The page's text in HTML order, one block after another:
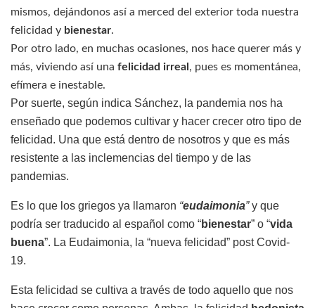
mismos, dejándonos así a merced del exterior toda nuestra
felicidad y bienestar.
Por otro lado, en muchas ocasiones, nos hace querer más y
más, viviendo así una felicidad irreal , pues es momentánea,
efímera e inestable.
Por suerte, según indica Sánchez, la pandemia nos ha
enseñado que podemos cultivar y hacer crecer otro tipo de
felicidad. Una que está dentro de nosotros y que es más
resistente a las inclemencias del tiempo y de las
pandemias.
Es lo que los griegos ya llamaron “eudaimonia”y que
podría ser traducido al español como “bienestar” o “vida
buena”. La Eudaimonia, la “nueva felicidad” post Covid-
19.
Esta felicidad se cultiva a través de todo aquello que nos